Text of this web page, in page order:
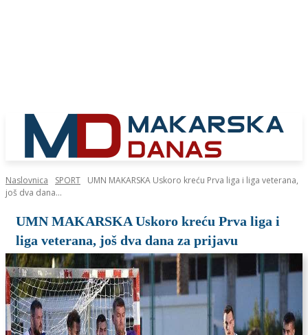
Naslovnica SPORT
UMN MAKARSKA Uskoro kreću Prva liga i liga veterana,
još dva dana...
UMN MAKARSKA Uskoro kreću Prva liga i
liga veterana, još dva dana za prijavu